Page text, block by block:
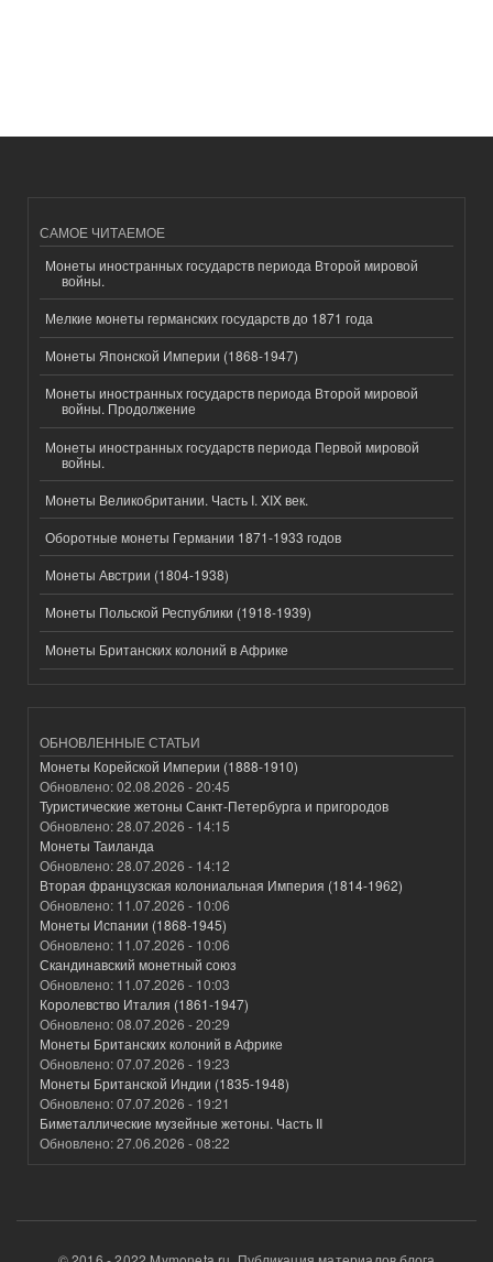
САМОЕ ЧИТАЕМОЕ
Монеты иностранных государств периода Второй мировой
войны.
Мелкие монеты германских государств до 1871 года
Монеты Японской Империи (1868-1947)
Монеты иностранных государств периода Второй мировой
войны. Продолжение
Монеты иностранных государств периода Первой мировой
войны.
Монеты Великобритании. Часть I. XIX век.
Оборотные монеты Германии 1871-1933 годов
Монеты Австрии (1804-1938)
Монеты Польской Республики (1918-1939)
Монеты Британских колоний в Африке
ОБНОВЛЕННЫЕ СТАТЬИ
Монеты Корейской Империи (1888-1910)
Обновлено:02.08.2026 - 20:45
Туристические жетоны Санкт-Петербурга и пригородов
Обновлено:28.07.2026 - 14:15
Монеты Таиланда
Обновлено:28.07.2026 - 14:12
Вторая французская колониальная Империя (1814-1962)
Обновлено: 11.07.2026 - 10:06
Монеты Испании (1868-1945)
Обновлено: 11.07.2026 - 10:06
Скандинавский монетный союз
Обновлено: 11.07.2026 - 10:03
Королевство Италия (1861-1947)
Обновлено:08.07.2026 - 20:29
Монеты Британских колоний в Африке
Обновлено:07.07.2026 - 19:23
Монеты Британской Индии (1835-1948)
Обновлено:07.07.2026 - 19:21
Биметаллические музейные жетоны. Часть II
Обновлено:27.06.2026 - 08:22